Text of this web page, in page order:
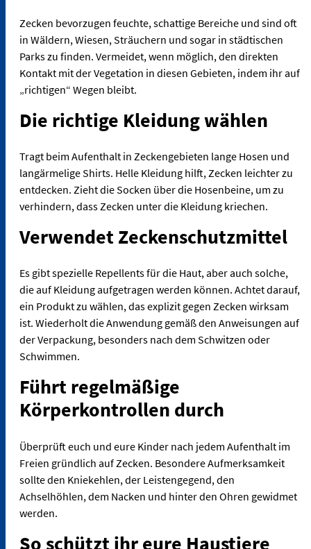
Zecken bevorzugen feuchte, schattige Bereiche und sind oft
in Wäldern, Wiesen, Sträuchern und sogar in städtischen
Parks zu finden. Vermeidet, wenn möglich, den direkten
Kontakt mit der Vegetation in diesen Gebieten, indem ihr auf
„richtigen“ Wegen bleibt.
Die richtige Kleidung wählen
Tragt beim Aufenthalt in Zeckengebieten lange Hosen und
langärmelige Shirts. Helle Kleidung hilft, Zecken leichter zu
entdecken. Zieht die Socken über die Hosenbeine, um zu
verhindern, dass Zecken unter die Kleidung kriechen.
Verwendet Zeckenschutzmittel
Es gibt spezielle Repellents für die Haut, aber auch solche,
die auf Kleidung aufgetragen werden können. Achtet darauf,
ein Produkt zu wählen, das explizit gegen Zecken wirksam
ist. Wiederholt die Anwendung gemäß den Anweisungen auf
der Verpackung, besonders nach dem Schwitzen oder
Schwimmen.
Führt regelmäßige
Körperkontrollen durch
Überprüft euch und eure Kinder nach jedem Aufenthalt im
Freien gründlich auf Zecken. Besondere Aufmerksamkeit
sollte den Kniekehlen, der Leistengegend, den
Achselhöhlen, dem Nacken und hinter den Ohren gewidmet
werden.
So schützt ihr eure Haustiere